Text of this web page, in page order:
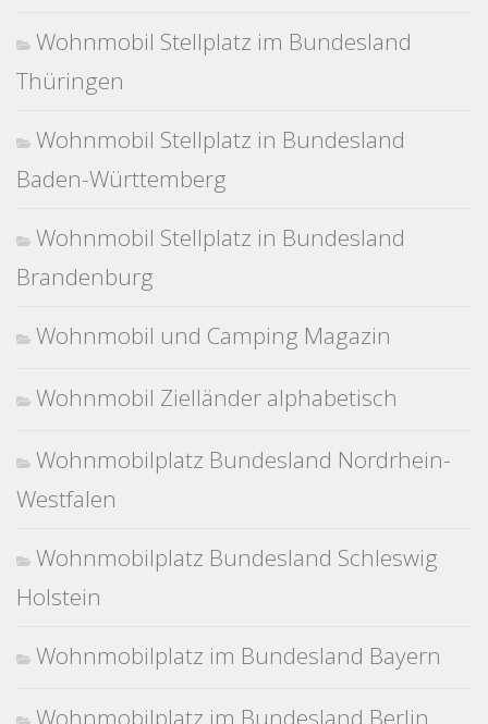
Wohnmobil Stellplatz im Bundesland
Thüringen
Wohnmobil Stellplatz in Bundesland
Baden-Württemberg
Wohnmobil Stellplatz in Bundesland
Brandenburg
Wohnmobil und Camping Magazin
Wohnmobil Zielländer alphabetisch
Wohnmobilplatz Bundesland Nordrhein-
Westfalen
Wohnmobilplatz Bundesland Schleswig
Holstein
Wohnmobilplatz im Bundesland Bayern
Wohnmobilplatz im Bundesland Berlin